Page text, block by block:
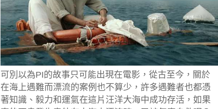
可別以為PI的故事只可能出現在電影，從古至今，關於
在海上遇難而漂流的案例也不算少，許多遇難者也都憑
著知識、毅力和運氣在這片汪洋大海中成功存活，如果